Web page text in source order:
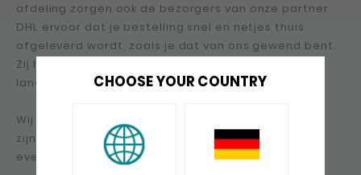
CHOOSE YOUR COUNTRY
afdeling zorgen ook de bezorgers van onze partner
DHL ervoor dat je bestelling snel en netjes thuis
afgeleverd wordt, zoals je dat van ons gewend bent.
Zij hanteren aangescherpte procedures welke
landelijk zijn doorgevoerd.
Wij hopen je hiermee zoveel mogelijk tot dienst te
zijn. En uiteraard houden wij je op de hoogte van
eventuele veranderingen.